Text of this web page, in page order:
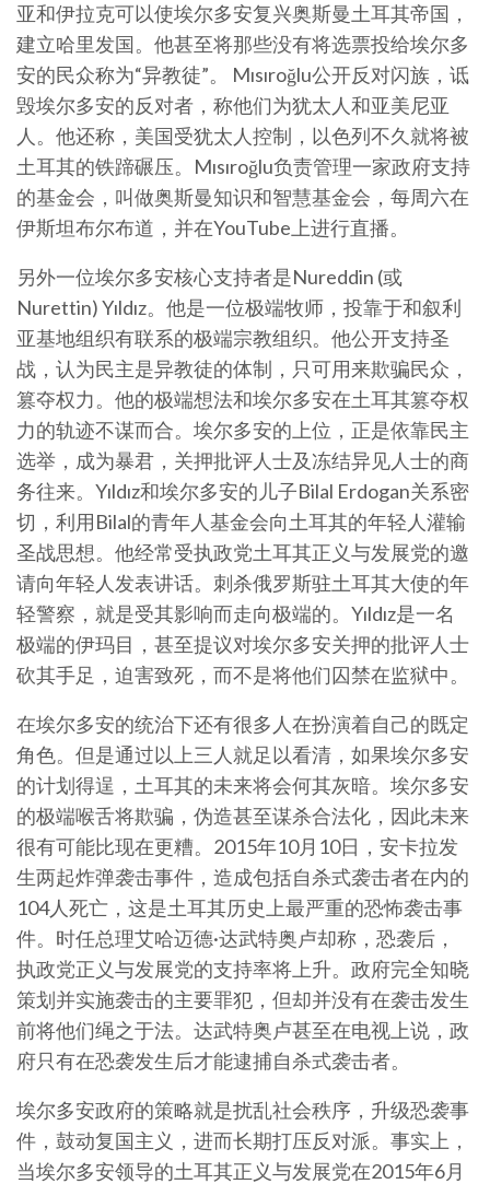
亚和伊拉克可以使埃尔多安复兴奥斯曼土耳其帝国，
建立哈里发国。他甚至将那些没有将选票投给埃尔多
安的民众称为“异教徒”。 Mısıroğlu公开反对闪族，诋
毁埃尔多安的反对者，称他们为犹太人和亚美尼亚
人。他还称，美国受犹太人控制，以色列不久就将被
土耳其的铁蹄碾压。Mısıroğlu负责管理一家政府支持
的基金会，叫做奥斯曼知识和智慧基金会，每周六在
伊斯坦布尔布道，并在YouTube上进行直播。
另外一位埃尔多安核心支持者是Nureddin (或
Nurettin) Yıldız。他是一位极端牧师，投靠于和叙利
亚基地组织有联系的极端宗教组织。他公开支持圣
战，认为民主是异教徒的体制，只可用来欺骗民众，
篡夺权力。他的极端想法和埃尔多安在土耳其篡夺权
力的轨迹不谋而合。埃尔多安的上位，正是依靠民主
选举，成为暴君，关押批评人士及冻结异见人士的商
务往来。Yıldız和埃尔多安的儿子Bilal Erdogan关系密
切，利用Bilal的青年人基金会向土耳其的年轻人灌输
圣战思想。他经常受执政党土耳其正义与发展党的邀
请向年轻人发表讲话。刺杀俄罗斯驻土耳其大使的年
轻警察，就是受其影响而走向极端的。Yıldız是一名
极端的伊玛目，甚至提议对埃尔多安关押的批评人士
砍其手足，迫害致死，而不是将他们囚禁在监狱中。
在埃尔多安的统治下还有很多人在扮演着自己的既定
角色。但是通过以上三人就足以看清，如果埃尔多安
的计划得逞，土耳其的未来将会何其灰暗。埃尔多安
的极端喉舌将欺骗，伪造甚至谋杀合法化，因此未来
很有可能比现在更糟。2015年10月10日，安卡拉发
生两起炸弹袭击事件，造成包括自杀式袭击者在内的
104人死亡，这是土耳其历史上最严重的恐怖袭击事
件。时任总理艾哈迈德·达武特奥卢却称，恐袭后，
执政党正义与发展党的支持率将上升。政府完全知晓
策划并实施袭击的主要罪犯，但却并没有在袭击发生
前将他们绳之于法。达武特奥卢甚至在电视上说，政
府只有在恐袭发生后才能逮捕自杀式袭击者。
埃尔多安政府的策略就是扰乱社会秩序，升级恐袭事
件，鼓动复国主义，进而长期打压反对派。事实上，
当埃尔多安领导的土耳其正义与发展党在2015年6月